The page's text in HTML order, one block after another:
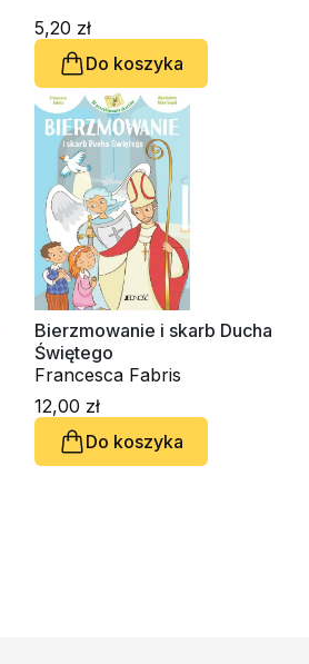
5,20 zł
Do koszyka
Bierzmowanie i skarb Ducha
Świętego
Francesca Fabris
12,00 zł
Do koszyka